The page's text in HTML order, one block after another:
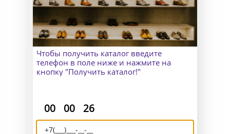
Доставка и возврат
замерщик, а для клиентов
из других городов организуем
удаленный пошив и отправим
макеты для снятия мерок.
Отправляем Вашу обувь по всему
Чтобы получить каталог введите
телефон в поле ниже и нажмите на
кнопку "Получить каталог!"
00 00 25